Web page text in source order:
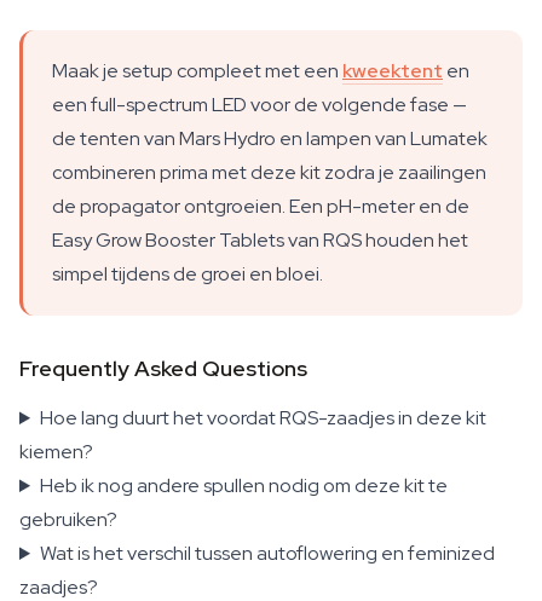
Maak je setup compleet met een kweektent en
een full-spectrum LED voor de volgende fase —
de tenten van Mars Hydro en lampen van Lumatek
combineren prima met deze kit zodra je zaailingen
de propagator ontgroeien. Een pH-meter en de
Easy Grow Booster Tablets van RQS houden het
simpel tijdens de groei en bloei.
Frequently Asked Questions
Hoe lang duurt het voordat RQS-zaadjes in deze kit
kiemen?
Heb ik nog andere spullen nodig om deze kit te
gebruiken?
Wat is het verschil tussen autoflowering en feminized
zaadjes?